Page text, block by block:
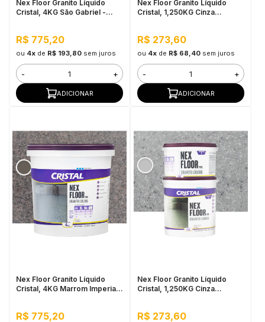
Nex Floor Granito Líquido
Cristal, 4KG São Gabriel -
R$ 775,20
ou 4xde R$ 193,80 sem juros
- +
ADICIONAR
Nex Floor Granito Líquido
Cristal, 1,250KG Cinza
R$ 273,60
ou 4xde R$ 68,40 sem juros
- +
ADICIONAR
Nex Floor Granito Líquido
Cristal, 4KG Marrom Imperial -
R$ 775,20
Nex Floor Granito Líquido
Cristal, 1,250KG Cinza
R$ 273,60